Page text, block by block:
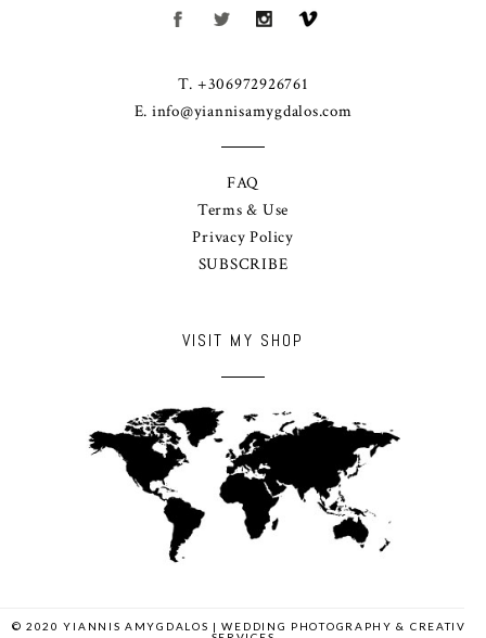
VISIT MY SHOP
T. +306972926761
E. info@yiannisamygdalos.com
FAQ
Terms & Use
Privacy Policy
SUBSCRIBE
© 2020 YIANNIS AMYGDALOS | WEDDING PHOTOGRAPHY & CREATIVE